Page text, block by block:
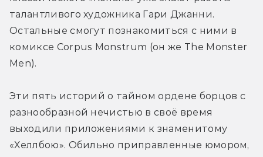
талантливого художника Гари Джанни.
Остальные смогут познакомиться с ними в
комиксе Corpus Monstrum (он же The Monster
Men).
Эти пять историй о тайном ордене борцов с
разнообразной нечистью в своё время
выходили приложениями к знаменитому
«Хеллбою». Обильно приправленные юмором,